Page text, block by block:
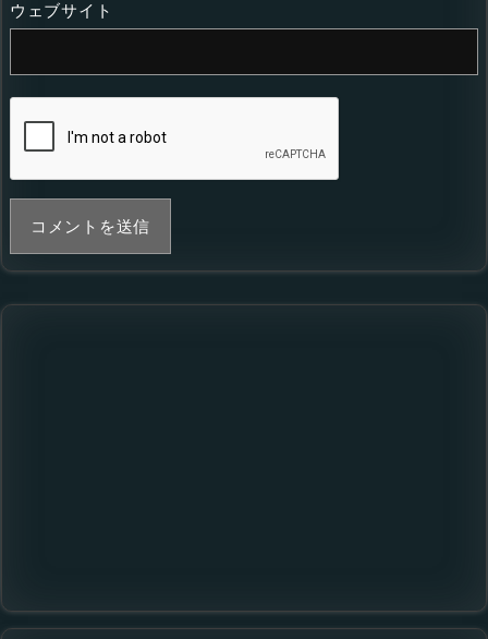
ウェブサイト